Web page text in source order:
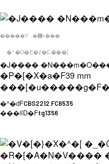
�����Y �݌ɂ���
�^�O�E�z�C���[
�J����
�P�[�X�a�F39 mm
���[�u�����g�F
�^�ԁFCBS2212.FC6535
���iID�Ftg1356